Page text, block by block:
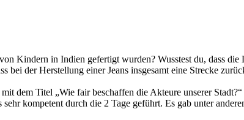
Kindern in Indien gefertigt wurden? Wusstest du, dass
bei der Herstellung einer Jeans insgesamt eine Strecke
dem Titel „Wie fair beschaffen die Akteure unserer
kompetent durch die 2 Tage geführt. Es gab unter